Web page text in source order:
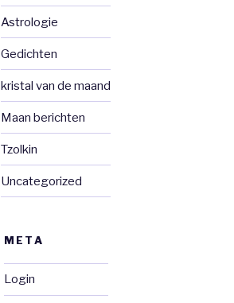
Astrologie
Gedichten
kristal van de maand
Maan berichten
Tzolkin
Uncategorized
META
Login